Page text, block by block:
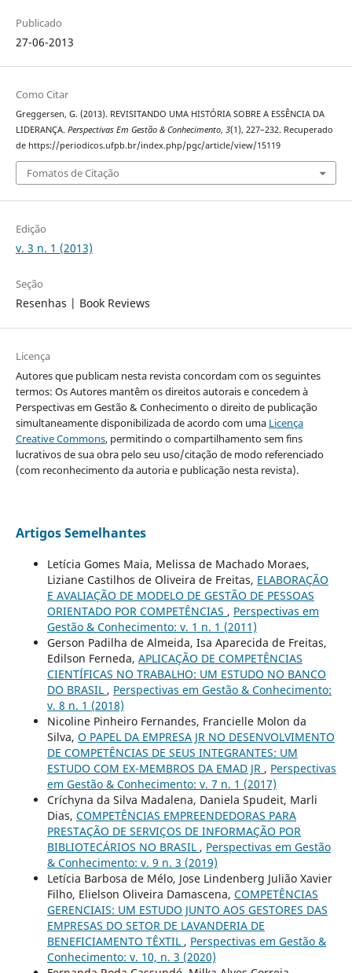
Publicado
27-06-2013
Como Citar
Greggersen, G. (2013). REVISITANDO UMA HISTÓRIA SOBRE A ESSÊNCIA DA
LIDERANÇA. Perspectivas Em Gestão & Conhecimento, 3(1), 227–232. Recuperado
de https://periodicos.ufpb.br/index.php/pgc/article/view/15119
Fomatos de Citação
Edição
v. 3 n. 1 (2013)
Seção
Resenhas | Book Reviews
Licença
Autores que publicam nesta revista concordam com os seguintes
termos: Os Autores mantêm os direitos autorais e concedem à
Perspectivas em Gestão & Conhecimento o direito de publicação
simultaneamente disponibilizada de acordo com uma Licença
Creative Commons, permitindo o compartilhamento sem fins
lucrativos de sua obra pelo seu uso/citação de modo referenciado
(com reconhecimento da autoria e publicação nesta revista).
Artigos Semelhantes
Letícia Gomes Maia, Melissa de Machado Moraes,
Liziane Castilhos de Oliveira de Freitas, ELABORAÇÃO
E AVALIAÇÃO DE MODELO DE GESTÃO DE PESSOAS
ORIENTADO POR COMPETÊNCIAS , Perspectivas em
Gestão & Conhecimento: v. 1 n. 1 (2011)
Gerson Padilha de Almeida, Isa Aparecida de Freitas,
Edilson Ferneda, APLICAÇÃO DE COMPETÊNCIAS
CIENTÍFICAS NO TRABALHO: UM ESTUDO NO BANCO
DO BRASIL , Perspectivas em Gestão & Conhecimento:
v. 8 n. 1 (2018)
Nicoline Pinheiro Fernandes, Francielle Molon da
Silva, O PAPEL DA EMPRESA JR NO DESENVOLVIMENTO
DE COMPETÊNCIAS DE SEUS INTEGRANTES: UM
ESTUDO COM EX-MEMBROS DA EMAD JR , Perspectivas
em Gestão & Conhecimento: v. 7 n. 1 (2017)
Críchyna da Silva Madalena, Daniela Spudeit, Marli
Dias, COMPETÊNCIAS EMPREENDEDORAS PARA
PRESTAÇÃO DE SERVIÇOS DE INFORMAÇÃO POR
BIBLIOTECÁRIOS NO BRASIL , Perspectivas em Gestão
& Conhecimento: v. 9 n. 3 (2019)
Letícia Barbosa de Mélo, Jose Lindenberg Julião Xavier
Filho, Elielson Oliveira Damascena, COMPETÊNCIAS
GERENCIAIS: UM ESTUDO JUNTO AOS GESTORES DAS
EMPRESAS DO SETOR DE LAVANDERIA DE
BENEFICIAMENTO TÊXTIL , Perspectivas em Gestão &
Conhecimento: v. 10, n. 3 (2020)